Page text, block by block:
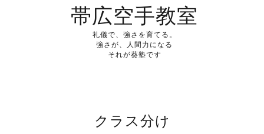
帯広空手教室
礼儀で、強さを育てる。
強さが、人間力になる
それが葵塾です
クラス分け